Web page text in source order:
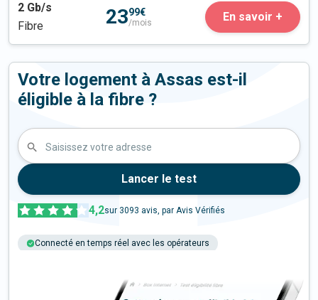
2 Gb/s
Fibre
2399€
/mois En savoir +
Votre logement à Assas est-il
éligible à la fibre ?
Saisissez votre adresse
Lancer le test
4,2sur 3093 avis, par Avis Vérifiés
Connecté en temps réel avec les opérateurs